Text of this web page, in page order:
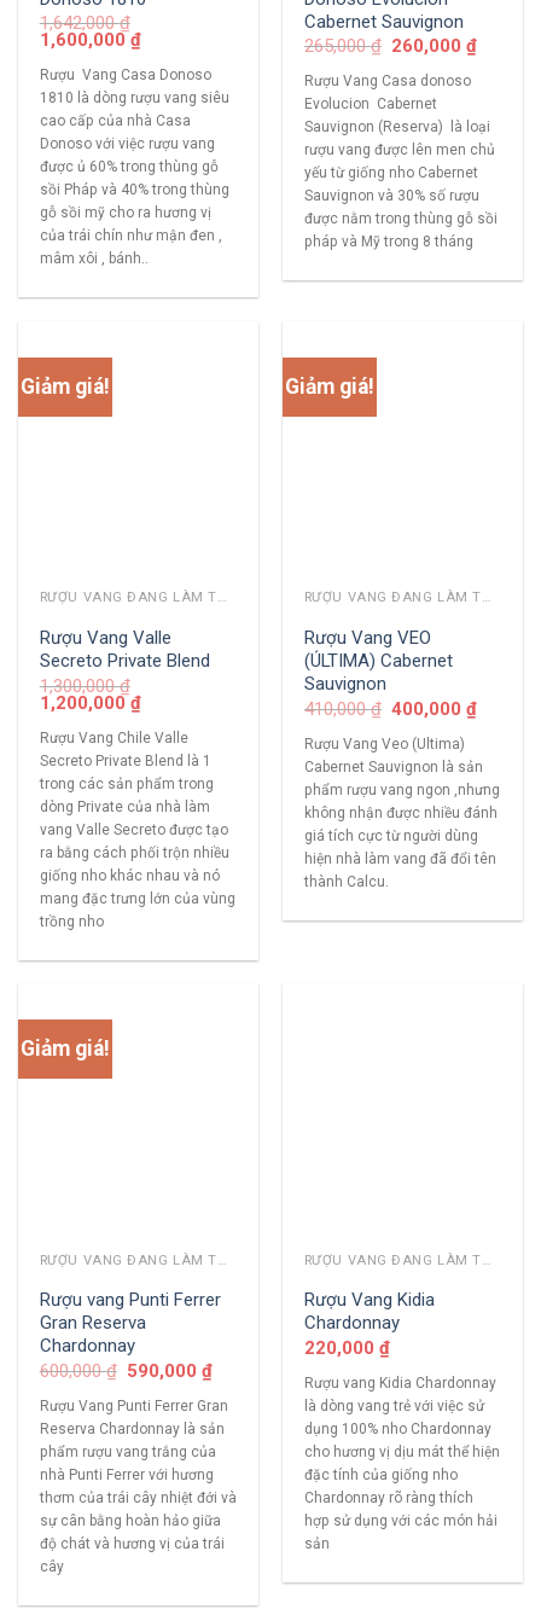
1,642,000₫
1,600,000₫
Rượu Vang Casa Donoso
1810 là dòng rượu vang siêu
cao cấp của nhà Casa
Donoso với việc rượu vang
được ủ 60% trong thùng gỗ
sồi Pháp và 40% trong thùng
gỗ sồi mỹ cho ra hương vị
của trái chín như mận đen ,
mâm xôi , bánh..
Cabernet Sauvignon
265,000₫ 260,000₫
Rượu Vang Casa donoso
Evolucion Cabernet
Sauvignon (Reserva) là loại
rượu vang được lên men chủ
yếu từ giống nho Cabernet
Sauvignon và 30% số rượu
được nằm trong thùng gỗ sồi
pháp và Mỹ trong 8 tháng
Giảm giá!
RƯỢU VANG ĐANG LÀM THỊ TRƯỜNG
Rượu Vang Valle
Secreto Private Blend
1,300,000₫
1,200,000₫
Rượu Vang Chile Valle
Secreto Private Blend là 1
trong các sản phẩm trong
dòng Private của nhà làm
vang Valle Secreto được tạo
ra bằng cách phối trộn nhiều
giống nho khác nhau và nó
mang đặc trưng lớn của vùng
trồng nho
Giảm giá!
RƯỢU VANG ĐANG LÀM THỊ TRƯỜNG
Rượu Vang VEO
(ÚLTIMA) Cabernet
Sauvignon
410,000₫ 400,000₫
Rượu Vang Veo (Ultima)
Cabernet Sauvignon là sản
phẩm rượu vang ngon ,nhưng
không nhận được nhiều đánh
giá tích cực từ người dùng
hiện nhà làm vang đã đổi tên
thành Calcu.
Giảm giá!
Rượu vang Punti Ferrer
Gran Reserva
Chardonnay
600,000₫ 590,000₫
Rượu Vang Punti Ferrer Gran
Reserva Chardonnay là sản
phẩm rượu vang trắng của
nhà Punti Ferrer với hương
thơm của trái cây nhiệt đới và
sự cân bằng hoàn hảo giữa
độ chát và hương vị của trái
cây
Rượu Vang Kidia
Chardonnay
220,000 ₫
Rượu vang Kidia Chardonnay
là dòng vang trẻ với việc sử
dụng 100% nho Chardonnay
cho hương vị dịu mát thể hiện
đặc tính của giống nho
Chardonnay rõ ràng thích
hợp sử dụng với các món hải
sản